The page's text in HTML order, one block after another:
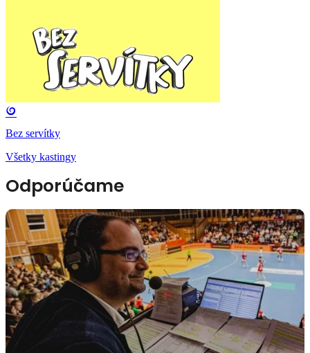
Bez servítky
Všetky kastingy
Odporúčame